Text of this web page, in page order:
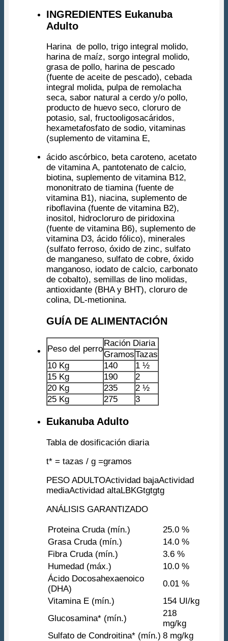
INGREDIENTES Eukanuba
Adulto
Harina de pollo, trigo integral molido,
harina de maíz, sorgo integral molido,
grasa de pollo, harina de pescado
(fuente de aceite de pescado), cebada
integral molida, pulpa de remolacha
seca, sabor natural a cerdo y/o pollo,
producto de huevo seco, cloruro de
potasio, sal, fructooligosacáridos,
hexametafosfato de sodio, vitaminas
(suplemento de vitamina E,
ácido ascórbico, beta caroteno, acetato
de vitamina A, pantotenato de calcio,
biotina, suplemento de vitamina B12,
mononitrato de tiamina (fuente de
vitamina B1), niacina, suplemento de
riboflavina (fuente de vitamina B2),
inositol, hidrocloruro de piridoxina
(fuente de vitamina B6), suplemento de
vitamina D3, ácido fólico), minerales
(sulfato ferroso, óxido de zinc, sulfato
de manganeso, sulfato de cobre, óxido
manganoso, iodato de calcio, carbonato
de cobalto), semillas de lino molidas,
antioxidante (BHA y BHT), cloruro de
colina, DL-metionina.
GUÍA DE ALIMENTACIÓN
Peso del perro
Ración Diaria
GramosTazas
10 Kg
140
1 ½
15 Kg
190
2
20 Kg
235
2 ½
25 Kg
275 3
Eukanuba Adulto
Tabla de dosificación diaria
t* = tazas / g =gramos
PESO ADULTOActividad bajaActividad
mediaActividad altaLBKGtgtgtg
ANÁLISIS GARANTIZADO
Proteina Cruda (mín.)
25.0 %
Grasa Cruda (mín.)
14.0 %
Fibra Cruda (mín.)
3.6 %
Humedad (máx.)
10.0 %
Ácido Docosahexaenoico
(DHA)
0.01 %
Vitamina E (mín.)
154 UI/kg
Glucosamina* (mín.)
218
mg/kg
Sulfato de Condroitina* (mín.) 8 mg/kg